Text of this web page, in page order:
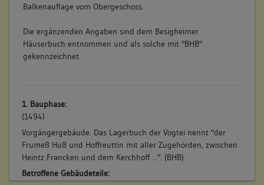
Balkenauflage vom Obergeschoss.
Die ergänzenden Angaben sind dem Besigheimer
Häuserbuch entnommen und als solche mit "BHB"
gekennzeichnet.
1. Bauphase:
(1494)
Vorgängergebäude. Das Lagerbuch der Vogtei nennt "der
Frumeß Huß und Hoffreuttin mit aller Zugehörden, zwischen
Heintz Francken und dem Kerchhoff ...". (BHB)
Betroffene Gebäudeteile: